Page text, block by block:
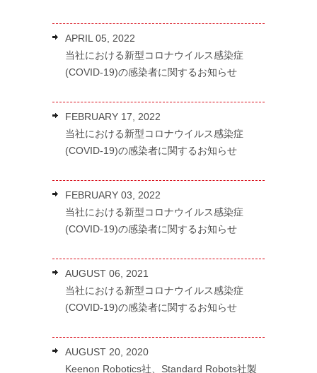
APRIL 05, 2022
当社における新型コロナウイルス感染症
(COVID-19)の感染者に関するお知らせ
FEBRUARY 17, 2022
当社における新型コロナウイルス感染症
(COVID-19)の感染者に関するお知らせ
FEBRUARY 03, 2022
当社における新型コロナウイルス感染症
(COVID-19)の感染者に関するお知らせ
AUGUST 06, 2021
当社における新型コロナウイルス感染症
(COVID-19)の感染者に関するお知らせ
AUGUST 20, 2020
Keenon Robotics社、Standard Robots社製